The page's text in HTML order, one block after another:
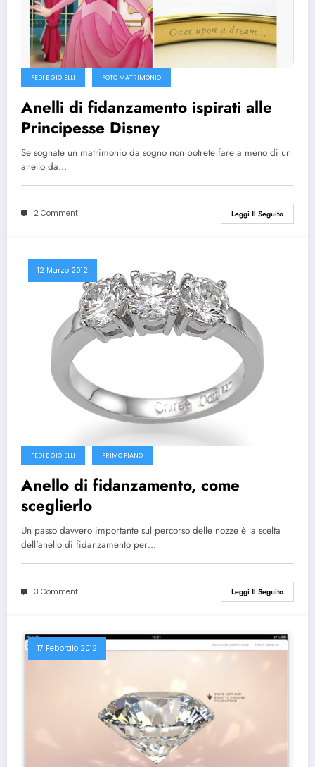
FEDI E GIOIELLI FOTO MATRIMONIO
Anelli di fidanzamento ispirati alle
Principesse Disney
Se sognate un matrimonio da sogno non potrete fare a meno di un
anello da…
2 Commenti Leggi Il Seguito
12 Marzo 2012
FEDI E GIOIELLI PRIMO PIANO
Anello di fidanzamento, come
sceglierlo
Un passo davvero importante sul percorso delle nozze è la scelta
dell'anello di fidanzamento per…
3 Commenti Leggi Il Seguito
17 Febbraio 2012